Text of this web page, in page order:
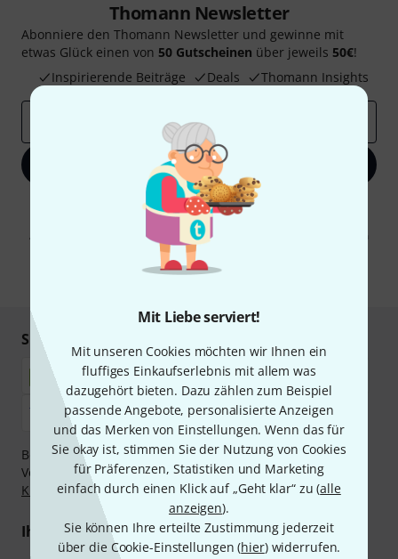
Mit Liebe serviert!
Mit unseren Cookies möchten wir Ihnen ein
fluffiges Einkaufserlebnis mit allem was
dazugehört bieten. Dazu zählen zum Beispiel
passende Angebote, personalisierte Anzeigen
und das Merken von Einstellungen. Wenn das für
Sie okay ist, stimmen Sie der Nutzung von Cookies
für Präferenzen, Statistiken und Marketing
einfach durch einen Klick auf „Geht klar“ zu (alle
anzeigen).
Sie können Ihre erteilte Zustimmung jederzeit
über die Cookie-Einstellungen (hier) widerrufen.
Thomann Newsletter
Abonniere den Thomann Newsletter und gewinne mit
etwas Glück einen von 50 Gutscheinen über jeweils 50€!
Inspirierende Beiträge
Deals Thomann Insights
Jetzt anmelden
Mit Klick auf „Jetzt anmelden“ stimmen Sie dem Erhalt von E-Mail-
Werbung und einer Messung des E-Mail-Nutzungsverhaltens zu. Die
Abmeldung ist jederzeit möglich. Weitere Informationen finden Sie in
unserenDatenschutzhinweisen
* Pflichtfeld
Sicher einkaufen & bezahlen
Bezahlen Sie vertraulich und sicher per Nachnahme,
Vorkasse, PayPal, Amazon Pay,Klarna Sofort bezahlen
Klarna Ratenzahlungoder Kreditkarte.
Ihre Vorteile